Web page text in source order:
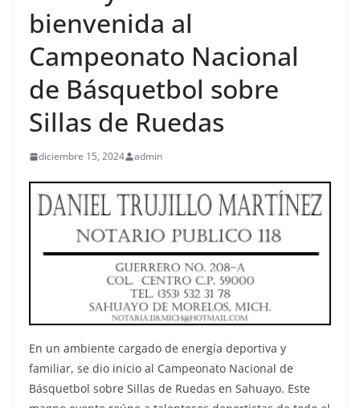
bienvenida al
Campeonato Nacional
de Básquetbol sobre
Sillas de Ruedas
diciembre 15, 2024 admin
En un ambiente cargado de energía deportiva y
familiar, se dio inicio al Campeonato Nacional de
Básquetbol sobre Sillas de Ruedas en Sahuayo. Este